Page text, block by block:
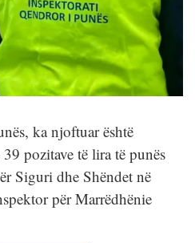
ka njoftuar është
pozitave të lira të punës
Siguri dhe Shëndet në
për Marrëdhënie